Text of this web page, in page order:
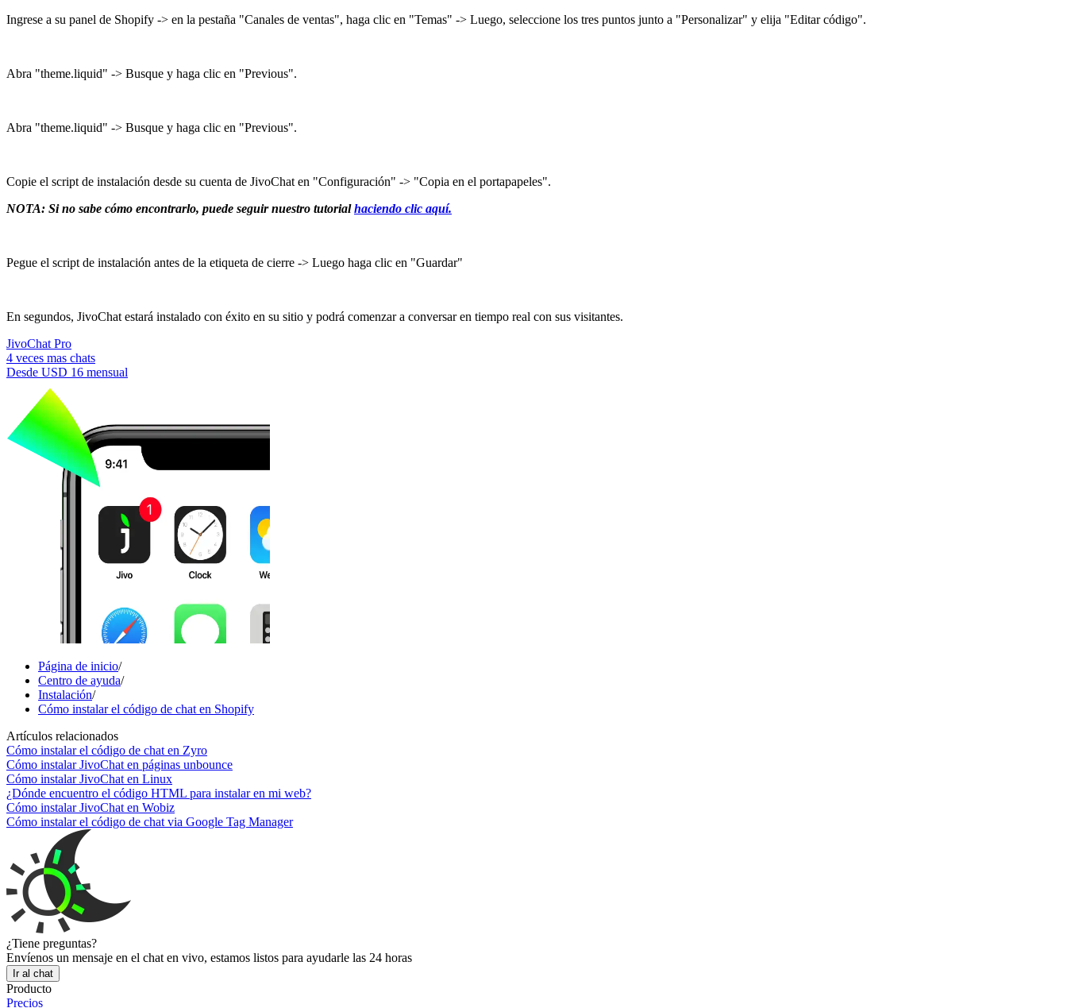
Ingrese a su panel de Shopify -> en la pestaña "Canales de ventas", haga clic en "Temas" -> Luego, seleccione los tres puntos junto a "Personalizar" y elija "Editar código".
Abra "theme.liquid" -> Busque y haga clic en "Previous".
Abra "theme.liquid" -> Busque y haga clic en "Previous".
Copie el script de instalación desde su cuenta de JivoChat en "Configuración" -> "Copia en el portapapeles".
NOTA: Si no sabe cómo encontrarlo, puede seguir nuestro tutorialhaciendo clic aquí.
Pegue el script de instalación antes de la etiqueta de cierre -> Luego haga clic en "Guardar"
En segundos, JivoChat estará instalado con éxito en su sitio y podrá comenzar a conversar en tiempo real con sus visitantes.
JivoChat Pro
4 veces mas chats
Desde USD 16 mensual
Página de inicio/
Centro de ayuda/
Instalación/
Cómo instalar el código de chat en Shopify
Artículos relacionados
Cómo instalar el código de chat en Zyro
Cómo instalar JivoChat en páginas unbounce
Cómo instalar JivoChat en Linux
¿Dónde encuentro el código HTML para instalar en mi web?
Cómo instalar JivoChat en Wobiz
Cómo instalar el código de chat via Google Tag Manager
¿Tiene preguntas?
Envíenos un mensaje en el chat en vivo, estamos listos para ayudarle las 24 horas
Ir al chat
Producto
Precios